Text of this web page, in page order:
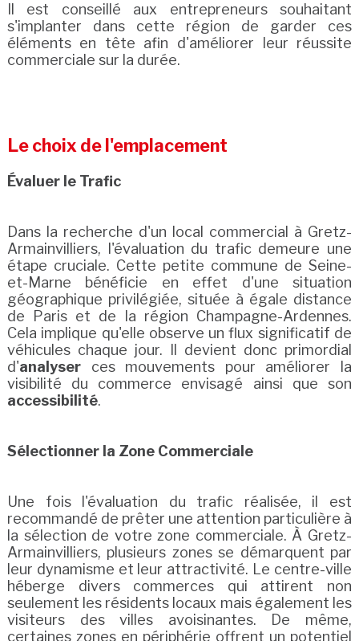
Il est conseillé aux entrepreneurs souhaitant
s'implanter dans cette région de garder ces
éléments en tête afin d'améliorer leur réussite
commerciale sur la durée.
Le choix de l'emplacement
Évaluer le Trafic
Dans la recherche d'un local commercial à Gretz-
Armainvilliers, l'évaluation du trafic demeure une
étape cruciale. Cette petite commune de Seine-
et-Marne bénéficie en effet d'une situation
géographique privilégiée, située à égale distance
de Paris et de la région Champagne-Ardennes.
Cela implique qu'elle observe un flux significatif de
véhicules chaque jour. Il devient donc primordial
d'analyserces mouvements pour améliorer la
visibilité du commerce envisagé ainsi que son
accessibilité.
Sélectionner la Zone Commerciale
Une fois l'évaluation du trafic réalisée, il est
recommandé de prêter une attention particulière à
la sélection de votre zone commerciale. À Gretz-
Armainvilliers, plusieurs zones se démarquent par
leur dynamisme et leur attractivité. Le centre-ville
héberge divers commerces qui attirent non
seulement les résidents locaux mais également les
visiteurs des villes avoisinantes. De même,
certaines zones en périphérie offrent un potentiel